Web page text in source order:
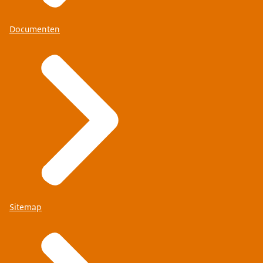
Documenten
Sitemap